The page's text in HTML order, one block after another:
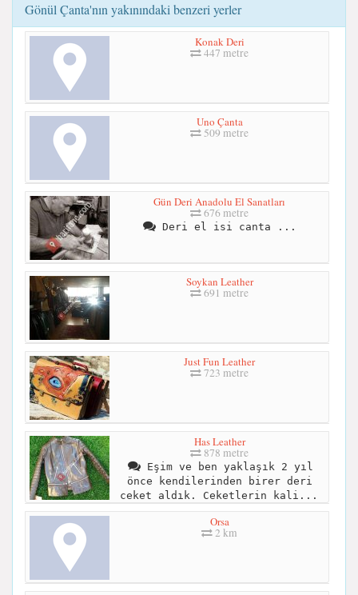
Gönül Çanta'nın yakınındaki benzeri yerler
Konak Deri
447 metre
Uno Çanta
509 metre
Gün Deri Anadolu El Sanatları
676 metre
Deri el isi canta ...
Soykan Leather
691 metre
Just Fun Leather
723 metre
Has Leather
878 metre
Eşim ve ben yaklaşık 2 yıl
önce kendilerinden birer deri
ceket aldık. Ceketlerin kali...
Orsa
2 km